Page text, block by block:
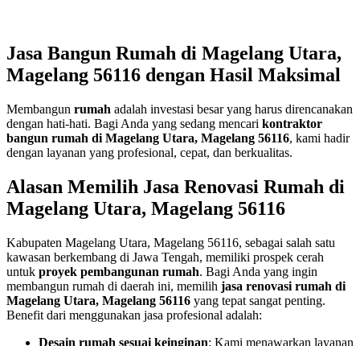
Jasa Bangun Rumah di Magelang Utara,
Magelang 56116 dengan Hasil Maksimal
Membangun rumah adalah investasi besar yang harus direncanakan
dengan hati-hati. Bagi Anda yang sedang mencari kontraktor
bangun rumah di Magelang Utara, Magelang 56116, kami hadir
dengan layanan yang profesional, cepat, dan berkualitas.
Alasan Memilih Jasa Renovasi Rumah di
Magelang Utara, Magelang 56116
Kabupaten Magelang Utara, Magelang 56116, sebagai salah satu
kawasan berkembang di Jawa Tengah, memiliki prospek cerah
untuk proyek pembangunan rumah. Bagi Anda yang ingin
membangun rumah di daerah ini, memilih jasa renovasi rumah di
Magelang Utara, Magelang 56116 yang tepat sangat penting.
Benefit dari menggunakan jasa profesional adalah:
Desain rumah sesuai keinginan: Kami menawarkan layanan